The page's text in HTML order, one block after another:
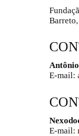
E-mail:
E-mail: